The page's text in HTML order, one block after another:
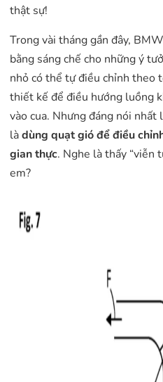
thật sự!
Trong vài tháng gần đây,
bằng sáng chế cho những ý
nhỏ có thể tự điều chỉnh theo
thiết kế để điều hướng luồng
vào cua. Nhưng đáng nói
làdùng quạt gió để điều
gian thực. Nghe là thấy “viễn
em?